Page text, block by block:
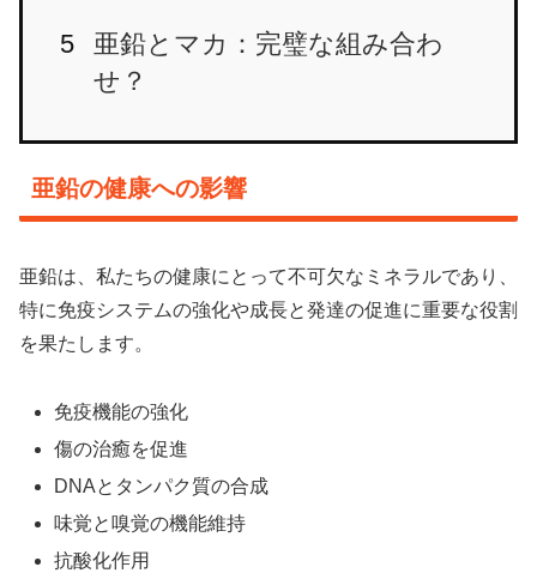
亜鉛とマカ：完璧な組み合わ
せ？
亜鉛の健康への影響
亜鉛は、私たちの健康にとって不可欠なミネラルであり、
特に免疫システムの強化や成長と発達の促進に重要な役割
を果たします。
免疫機能の強化
傷の治癒を促進
DNAとタンパク質の合成
味覚と嗅覚の機能維持
抗酸化作用